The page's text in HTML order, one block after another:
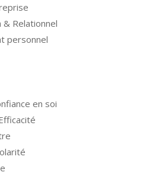
Relationnel
personnel
en soi